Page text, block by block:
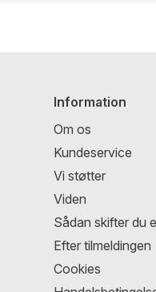
Information
Om os
Kundeservice
Vi støtter
Viden
Sådan skifter du
Efter tilmeldingen
Cookies